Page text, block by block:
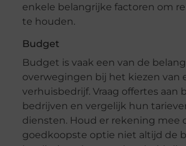
enkele belangrijke factoren om
te houden.
Budget
Budget is vaak een van de
overwegingen bij het kiezen van
verhuisbedrijf. Vraag offertes aan
bedrijven en vergelijk hun
diensten. Houd er rekening mee
goedkoopste optie niet altijd de